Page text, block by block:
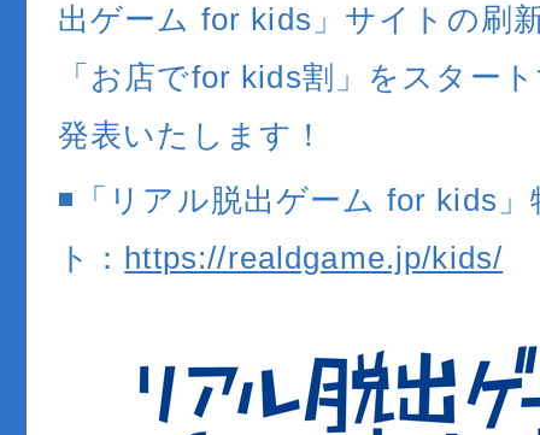
出ゲーム for kids」サイトの刷
「お店でfor kids割」をスター
発表いたします！
◾️「リアル脱出ゲーム for kids
ト： https://realdgame.jp/kids/